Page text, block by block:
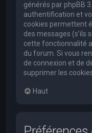
générés par phpBB
authentification et
cookies permettent
des messages (s’ils
cette fonctionnalité
du forum. Si vous
de connexion et de
supprimer les
Haut